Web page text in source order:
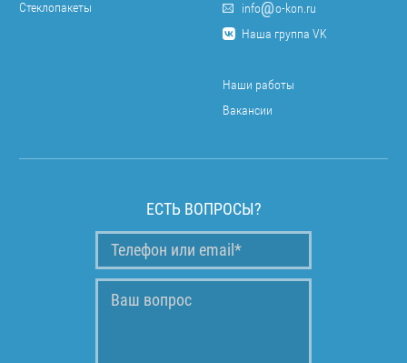
Стеклопакеты
info
o-kon.ru
Наша группа VK
Наши работы
Вакансии
ЕСТЬ ВОПРОСЫ?